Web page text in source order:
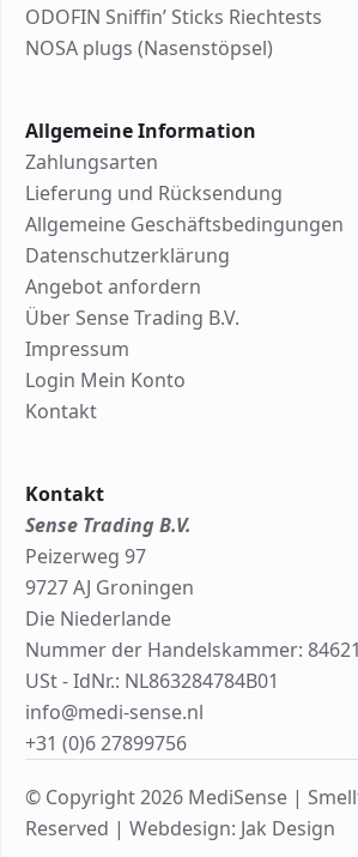
ODOFIN Sniffin’ Sticks Riechtests
NOSA plugs (Nasenstöpsel)
Allgemeine Information
Zahlungsarten
Lieferung und Rücksendung
Allgemeine Geschäftsbedingungen
Datenschutzerklärung
Angebot anfordern
Über Sense Trading B.V.
Impressum
Login Mein Konto
Kontakt
Kontakt
Sense Trading B.V.
Peizerweg 97
9727 AJ Groningen
Die Niederlande
Nummer der Handelskammer:
USt - IdNr.: NL863284784B01
info@medi-sense.nl
+31 (0)6 27899756
© Copyright 2026 MediSense |
Reserved | Webdesign: Jak Design